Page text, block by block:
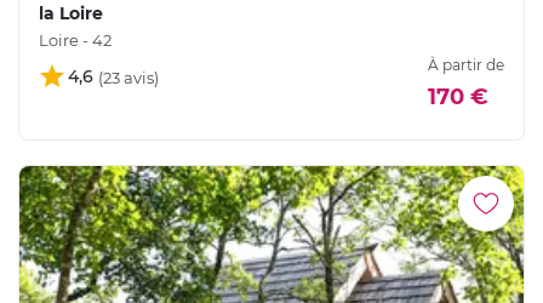
la Loire
Loire - 42
4,6
À partir de
170 €